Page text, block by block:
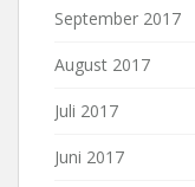
September 2017
August 2017
Juli 2017
Juni 2017